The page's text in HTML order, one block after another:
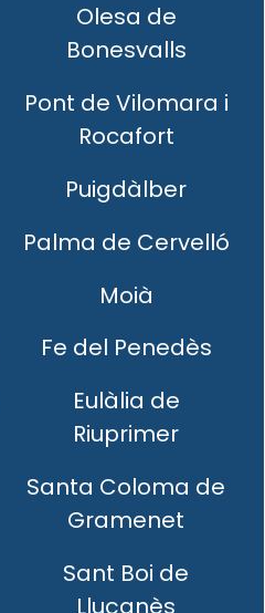
Olesa de
Bonesvalls
Pont de Vilomara i
Rocafort
Puigdàlber
Palma de Cervelló
Moià
Fe del Penedès
Eulàlia de
Riuprimer
Santa Coloma de
Gramenet
Sant Boi de
Lluçanès